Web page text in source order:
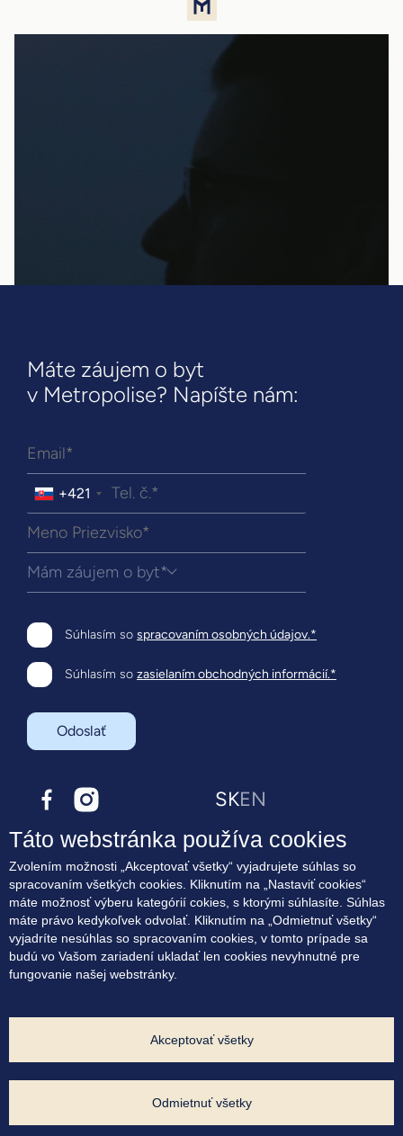
Máte záujem o byt
v Metropolise? Napíšte nám:
+421
Mám záujem o byt*
Súhlasím so spracovaním osobných údajov.*
Súhlasím so zasielaním obchodných informácií.*
Odoslať
Bývanie
Terasové byty
Lokalita
Blog
Kontakt
Súhlas na marketingové oslovovanie
SKEN
Developer projektu:
Táto webstránka používa cookies
Zvolením možnosti „Akceptovať všetky“ vyjadrujete súhlas so
spracovaním všetkých cookies. Kliknutím na „Nastaviť cookies“
máte možnosť výberu kategórií cokies, s ktorými súhlasíte. Súhlas
máte právo kedykoľvek odvolať. Kliknutím na „Odmietnuť všetky“
vyjadríte nesúhlas so spracovaním cookies, v tomto prípade sa
budú vo Vašom zariadení ukladať len cookies nevyhnutné pre
fungovanie našej webstránky.
Akceptovať všetky
Odmietnuť všetky